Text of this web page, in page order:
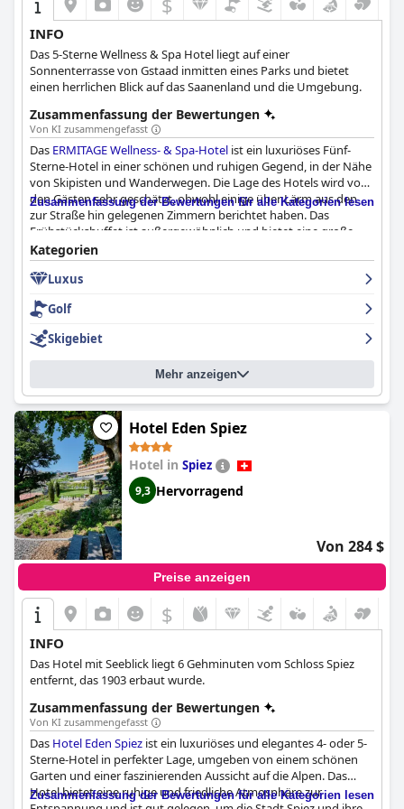
INFO
Das 5-Sterne Wellness & Spa Hotel liegt auf einer
Sonnenterrasse von Gstaad inmitten eines Parks und bietet
einen herrlichen Blick auf das Saanenland und die Umgebung.
Zusammenfassung der Bewertungen
Von KI zusammengefasst
Das ERMITAGE Wellness- & Spa-Hotel ist ein luxuriöses Fünf-
Sterne-Hotel in einer schönen und ruhigen Gegend, in der Nähe
von Skipisten und Wanderwegen. Die Lage des Hotels wird von
den Gästen sehr geschätzt, obwohl einige über Lärm aus den
zur Straße hin gelegenen Zimmern berichtet haben. Das
Frühstücksbuffet ist außergewöhnlich und bietet eine große
Auswahl an frischen und hochwertigen Produkten. Auch das
Abendessen ist hervorragend und bietet eine große Auswahl an
Gerichten. Die Zimmer sind sauber und charmant, auch wenn
sich einige Gäste über die Größe oder die Unbequemlichkeit der
Betten beschwert haben. Die Sauberkeit des Hotels wird sehr
gelobt, ebenso wie das freundliche und aufmerksame Personal,
das einen hervorragenden Kundenservice bietet. Die Spa- und
Wellness-Einrichtungen sind außergewöhnlich, mit einem
erstklassigen beheizten Pool und einer atemberaubenden
Aussicht. Insgesamt ist dasERMITAGE Wellness- & Spa-Hotelein
luxuriöser und entspannender Rückzugsort, der seinen Gästen
ein unvergessliches Erlebnis bietet.
Zusammenfassung der Bewertungen für alle Kategorien lesen
Kategorien
Luxus
Golf
Skigebiet
Mehr anzeigen
Hotel Eden Spiez
Hotel in Spiez
9,3 Hervorragend
Von 284 $
Preise anzeigen
$
INFO
Das Hotel mit Seeblick liegt 6 Gehminuten vom Schloss Spiez
entfernt, das 1903 erbaut wurde.
Zusammenfassung der Bewertungen
Von KI zusammengefasst
Das Hotel Eden Spiez ist ein luxuriöses und elegantes 4- oder 5-
Sterne-Hotel in perfekter Lage, umgeben von einem schönen
Garten und einer faszinierenden Aussicht auf die Alpen. Das
Hotel bietet eine ruhige und friedliche Atmosphäre zur
Zusammenfassung der Bewertungen für alle Kategorien lesen